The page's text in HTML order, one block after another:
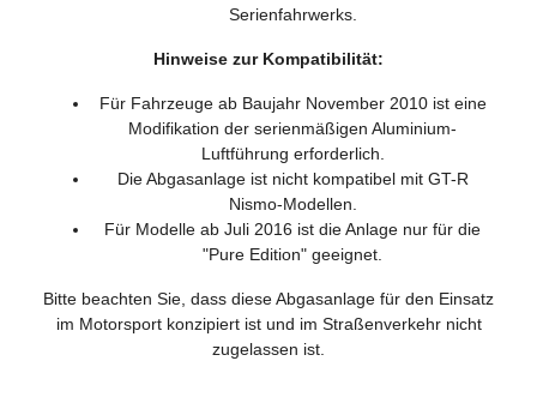
Serienfahrwerks.
Hinweise zur Kompatibilität:
Für Fahrzeuge ab Baujahr November 2010 ist eine
Modifikation der serienmäßigen Aluminium-
Luftführung erforderlich.
Die Abgasanlage ist nicht kompatibel mit GT-R
Nismo-Modellen.
Für Modelle ab Juli 2016 ist die Anlage nur für die
"Pure Edition" geeignet.
Bitte beachten Sie, dass diese Abgasanlage für den Einsatz
im Motorsport konzipiert ist und im Straßenverkehr nicht
zugelassen ist.